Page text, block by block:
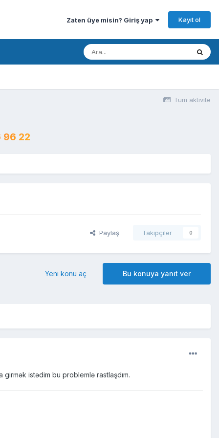
Zaten üye misin? Giriş yap Kayıt ol
Tüm aktivite
96 22
Paylaş Takipçiler 0
Bu konuya yanıt ver
Yeni konu aç
istədim bu problemlə rastlaşdım.